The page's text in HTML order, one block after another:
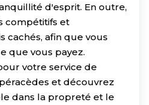
d'esprit. En outre,
compétitifs et
cachés, afin que vous
que vous payez.
votre service de
et découvrez
dans la propreté et le